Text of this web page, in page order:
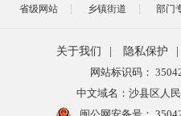
省级网站 乡镇街道 部门
关于我们 隐私保护
网站标识码：
中文域名：沙县区人